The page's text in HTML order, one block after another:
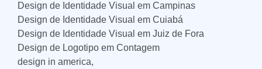
Design de Identidade Visual em Campinas
Design de Identidade Visual em Cuiabá
Design de Identidade Visual em Juiz de Fora
Design de Logotipo em Contagem
design in america,